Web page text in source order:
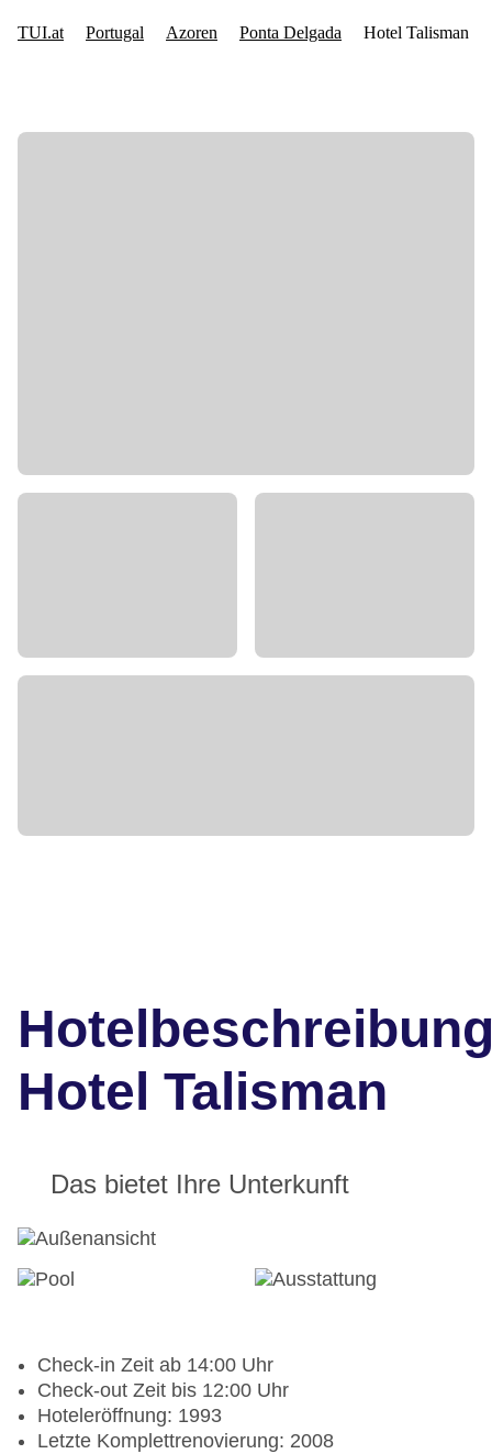
Hotel Talisman
Das bietet Ihre Unterkunft
Check-in Zeit ab 14:00 Uhr
Check-out Zeit bis 12:00 Uhr
Hoteleröffnung: 1993
Letzte Komplettrenovierung: 2008